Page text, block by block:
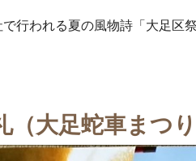
行われる夏の風物詩「大足区
（大足蛇車まつ